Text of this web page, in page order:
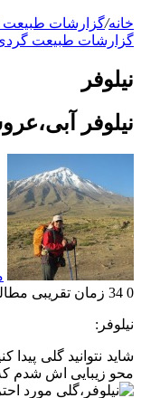
خانه/گزارشات طبیعت
گزارشات طبیعت
نیلوفر
نیلوفر
0
زمان تقریبی مطالعه 2
نیلوفر:
شاید نتوانید گلی
محو زیبایی اش شدم